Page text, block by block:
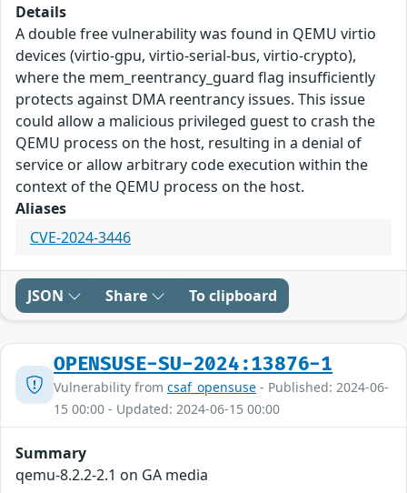
Details
A double free vulnerability was found in QEMU virtio
devices (virtio-gpu, virtio-serial-bus, virtio-crypto),
where the mem_reentrancy_guard flag insufficiently
protects against DMA reentrancy issues. This issue
could allow a malicious privileged guest to crash the
QEMU process on the host, resulting in a denial of
service or allow arbitrary code execution within the
context of the QEMU process on the host.
Aliases
CVE-2024-3446
JSON Share To clipboard
OPENSUSE-SU-2024:13876-1
Vulnerability from csaf_opensuse - Published: 2024-06-
15 00:00 - Updated: 2024-06-15 00:00
Summary
qemu-8.2.2-2.1 on GA media